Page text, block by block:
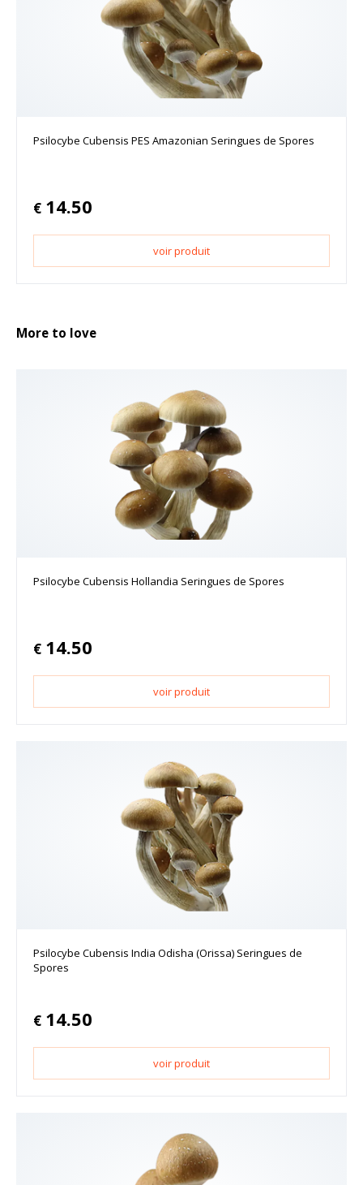
Psilocybe Cubensis PES Amazonian Seringues de Spores
€ 14.50
voir produit
More to love
Psilocybe Cubensis Hollandia Seringues de Spores
€ 14.50
voir produit
Psilocybe Cubensis India Odisha (Orissa) Seringues de
Spores
€ 14.50
voir produit